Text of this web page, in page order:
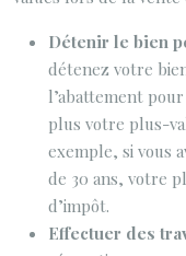
Détenir le bien
détenez votre
l’abattement
plus votre plus-
exemple, si vous
de 30 ans, votre
d’impôt.
Effectuer des